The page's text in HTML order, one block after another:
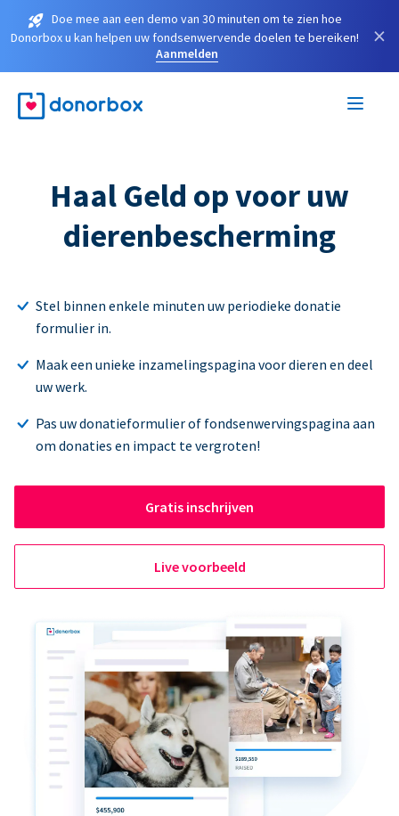
Doe mee aan een demo van 30 minuten om te zien hoe
Donorbox u kan helpen uw fondsenwervende doelen te bereiken!
Aanmelden
×
Haal Geld op voor uw
dierenbescherming
Stel binnen enkele minuten uw periodieke donatie
formulier in.
Maak een unieke inzamelingspagina voor dieren en deel
uw werk.
Pas uw donatieformulier of fondsenwervingspagina aan
om donaties en impact te vergroten!
Gratis inschrijven
Live voorbeeld